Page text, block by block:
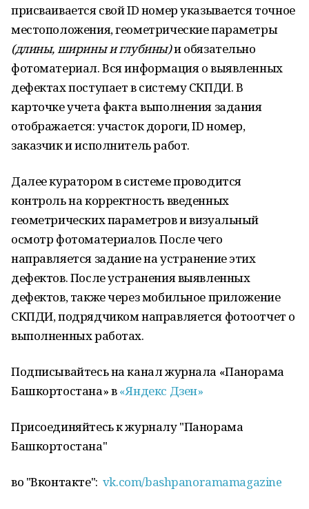
присваивается свой ID номер указывается точное
местоположения, геометрические параметры
(длины, ширины и глубины)и обязательно
фотоматериал. Вся информация о выявленных
дефектах поступает в систему СКПДИ. В
карточке учета факта выполнения задания
отображается: участок дороги, ID номер,
заказчик и исполнитель работ.
Далее куратором в системе проводится
контроль на корректность введенных
геометрических параметров и визуальный
осмотр фотоматериалов. После чего
направляется задание на устранение этих
дефектов. После устранения выявленных
дефектов, также через мобильное приложение
СКПДИ, подрядчиком направляется фотоотчет о
выполненных работах.
Подписывайтесь на канал журнала «Панорама
Башкортостана» в«Яндекс Дзен»
Присоединяйтесь к журналу "Панорама
Башкортостана"
во "Вконтакте": vk.com/bashpanoramamagazine